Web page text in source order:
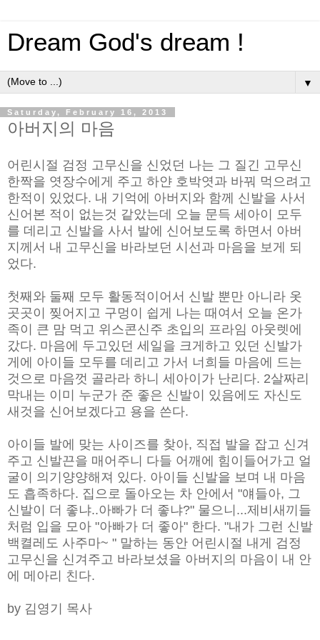
Dream God's dream !
▼
Saturday, February 16, 2013
아버지의 마음
어린시절 검정 고무신을 신었던 나는 그 질긴 고무신
한짝을 엿장수에게 주고 하얀 호박엿과 바꿔 먹으려고
한적이 있었다. 내 기억에 아버지와 함께 신발을 사서
신어본 적이 없는것 같았는데 오늘 문득 세아이 모두
를 데리고 신발을 사서 발에 신어보도록 하면서 아버
지께서 내 고무신을 바라보던 시선과 마음을 보게 되
었다.
첫째와 둘째 모두 활동적이어서 신발 뿐만 아니라 옷
곳곳이 찢어지고 구멍이 쉽게 나는 때여서 오늘 온가
족이 큰 맘 먹고 위스콘신주 초입의 프라임 아웃렛에
갔다. 마음에 두고있던 세일을 크게하고 있던 신발가
게에 아이들 모두를 데리고 가서 너희들 마음에 드는
것으로 마음껏 골라라 하니 세아이가 난리다. 2살짜리
막내는 이미 누군가 준 좋은 신발이 있음에도 자신도
새것을 신어보겠다고 용을 쓴다.
아이들 발에 맞는 사이즈를 찾아, 직접 발을 잡고 신겨
주고 신발끈을 매어주니 다들 어깨에 힘이들어가고 얼
굴이 의기양양해져 있다. 아이들 신발을 보며 내 마음
도 흡족하다. 집으로 돌아오는 차 안에서 "얘들아, 그
신발이 더 좋냐..아빠가 더 좋냐?" 물으니...제비새끼들
처럼 입을 모아 "아빠가 더 좋아" 한다. "내가 그런 신발
백켤레도 사주마~ " 말하는 동안 어린시절 내게 검정
고무신을 신겨주고 바라보셨을 아버지의 마음이 내 안
에 메아리 친다.
by 김영기 목사